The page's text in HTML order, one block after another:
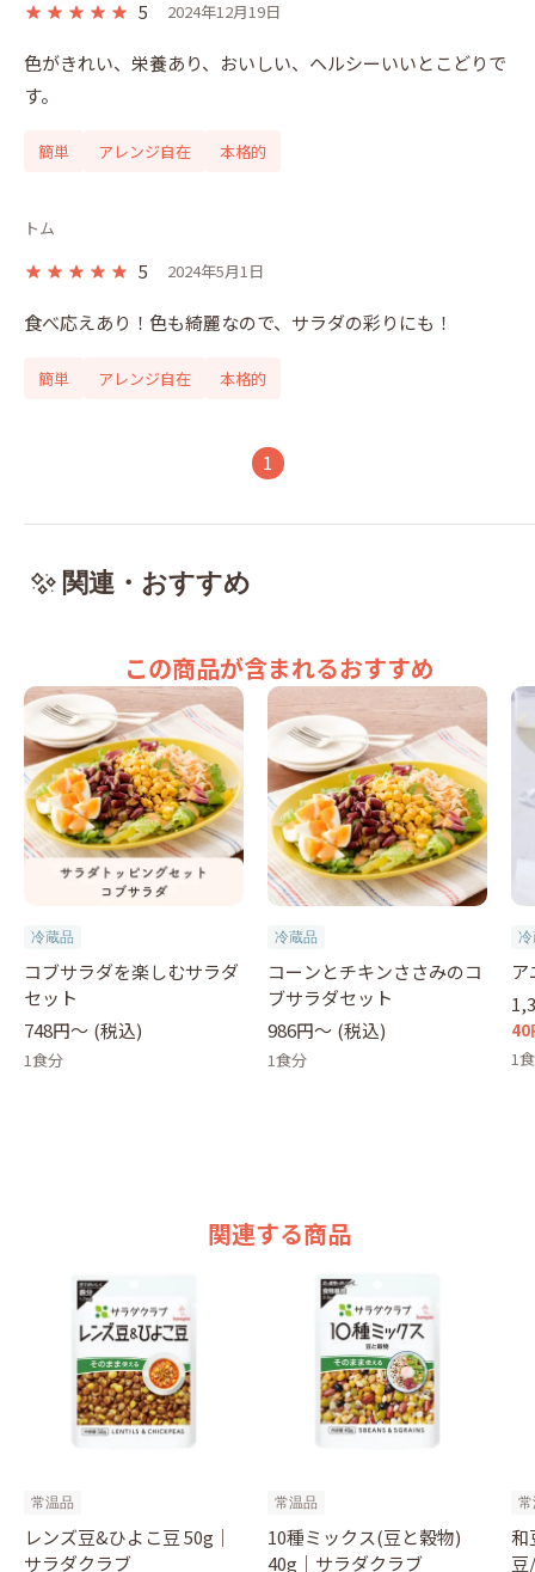
5 2024年12月19日
色がきれい、栄養あり、おいしい、ヘルシーいいとこどりで
す。
簡単 アレンジ自在 本格的
トム
5 2024年5月1日
食べ応えあり！色も綺麗なので、サラダの彩りにも！
簡単 アレンジ自在 本格的
1
関連・おすすめ
この商品が含まれるおすすめ
冷蔵品
コブサラダを楽しむサラダ
セット
748円〜 (税込)
1食分
冷蔵品
コーンとチキンささみのコ
ブサラダセット
986円〜 (税込)
1食分
40
1
関連する商品
常温品
レンズ豆&ひよこ豆 50g｜
サラダクラブ
常温品
10種ミックス(豆と穀物)
40g｜サラダクラブ
和
豆